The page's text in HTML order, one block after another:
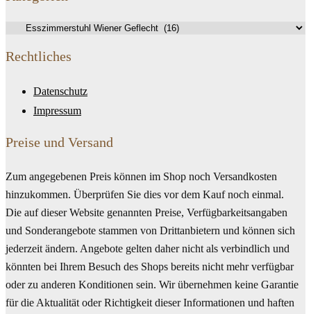
Rechtliches
Datenschutz
Impressum
Preise und Versand
Zum angegebenen Preis können im Shop noch Versandkosten
hinzukommen. Überprüfen Sie dies vor dem Kauf noch einmal.
Die auf dieser Website genannten Preise, Verfügbarkeitsangaben
und Sonderangebote stammen von Drittanbietern und können sich
jederzeit ändern. Angebote gelten daher nicht als verbindlich und
könnten bei Ihrem Besuch des Shops bereits nicht mehr verfügbar
oder zu anderen Konditionen sein. Wir übernehmen keine Garantie
für die Aktualität oder Richtigkeit dieser Informationen und haften